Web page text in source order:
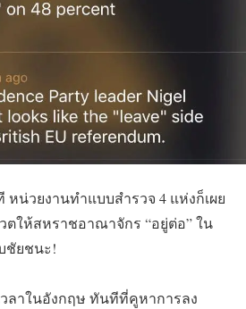
น่วยงานทำแบบสำรวจ 4 แห่งก็เผย
ตให้สหราชอาณาจักร “อยู่ต่อ” ใน
ชัยชนะ!
วลาในอังกฤษ ทันทีที่คูหาการลง